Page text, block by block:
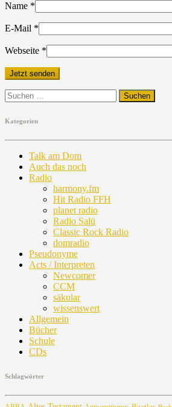
Name *
E-Mail *
Webseite *
Suchen
nach:
Kategorien
Talk am Dom
Auch das noch
Radio
harmony.fm
Hit Radio FFH
planet radio
Radio Salü
Classic Rock Radio
domradio
Pseudonyme
Acts / Interpreten
Newcomer
CCM
säkular
wissenswert
Allgemein
Bücher
Schule
CDs
Schlagwörter